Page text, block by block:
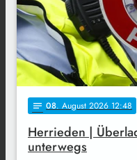
notes 08. August 2026 12:48
Herrieden |
unterwegs